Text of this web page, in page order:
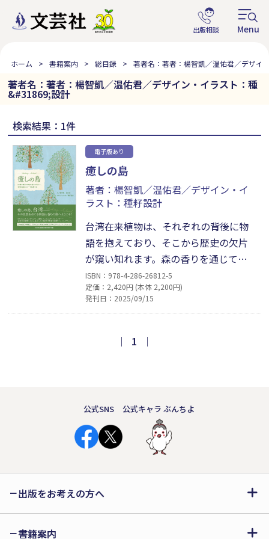
ホーム 書籍案内 総目録 著者名：著者：楊智凱／温佑君／デザイ
著者名：著者：楊智凱／温佑君／デザイン・イラスト：種
&#31869;設計
検索結果：1件
電子版あり
癒しの島
著者：楊智凱／温佑君／デザイン・イ
ラスト：種籽設計
台湾在来植物は、それぞれの背後に物
語を抱えており、そこから歴史の欠片
が窺い知れます。森の香りを通じてこ
の島との絆を育み、物語を通して自然
に帰着すると、その香りに一層癒され
るでしょう。本書は森林の香りをヒン
す。60種の台湾在来植物の性質や香り
ISBN：978-4-286-26812-5
定価：2,420円 (本体 2,200円)
発刊日：2025/09/15
｜ 1 ｜
公式SNS 公式キャラ ぶんちよ
出版をお考えの方へ
書籍案内